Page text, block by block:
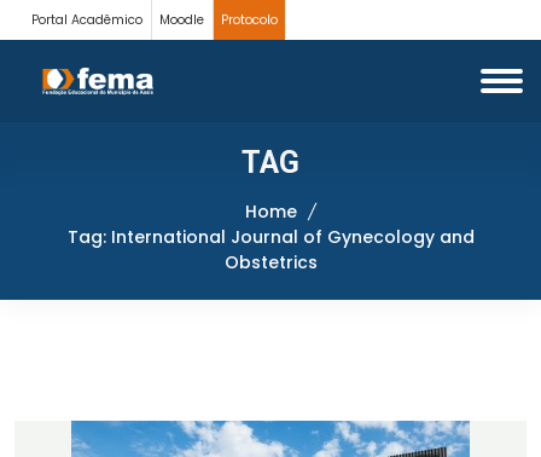
Portal Acadêmico Moodle Protocolo
TAG
Home
Tag: International Journal of Gynecology and
Obstetrics